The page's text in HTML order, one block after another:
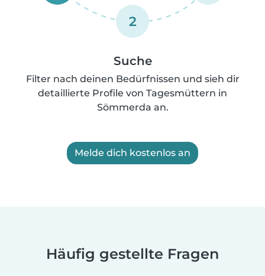
2
Suche
Filter nach deinen Bedürfnissen und sieh dir
detaillierte Profile von Tagesmüttern in
Sömmerda an.
Melde dich kostenlos an
Häufig gestellte Fragen